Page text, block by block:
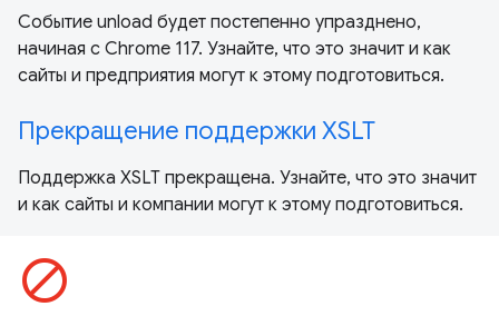
Событие unload будет постепенно упразднено,
начиная с Chrome 117. Узнайте, что это значит и как
сайты и предприятия могут к этому подготовиться.
Прекращение поддержки XSLT
Поддержка XSLT прекращена. Узнайте, что это значит
и как сайты и компании могут к этому подготовиться.
block